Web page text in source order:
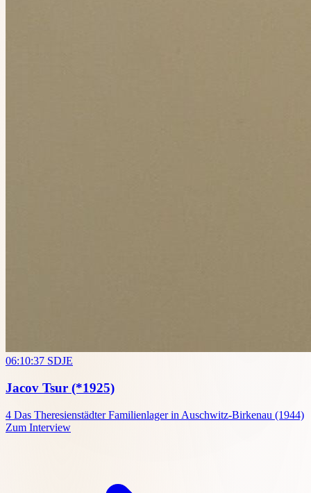
06:10:37 SDJE
Jacov Tsur (*1925)
4 Das Theresienstädter Familienlager in Auschwitz-Birkenau (1944)
Zum Interview